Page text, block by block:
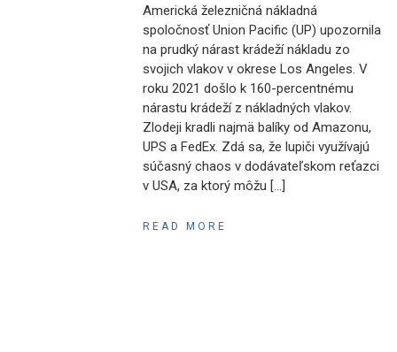
Americká železničná nákladná
spoločnosť Union Pacific (UP) upozornila
na prudký nárast krádeží nákladu zo
svojich vlakov v okrese Los Angeles. V
roku 2021 došlo k 160-percentnému
nárastu krádeží z nákladných vlakov.
Zlodeji kradli najmä balíky od Amazonu,
UPS a FedEx. Zdá sa, že lupiči využívajú
súčasný chaos v dodávateľskom reťazci
v USA, za ktorý môžu […]
READ MORE